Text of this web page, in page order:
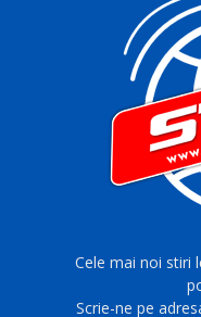
Cele mai noi stiri
Scrie-ne pe